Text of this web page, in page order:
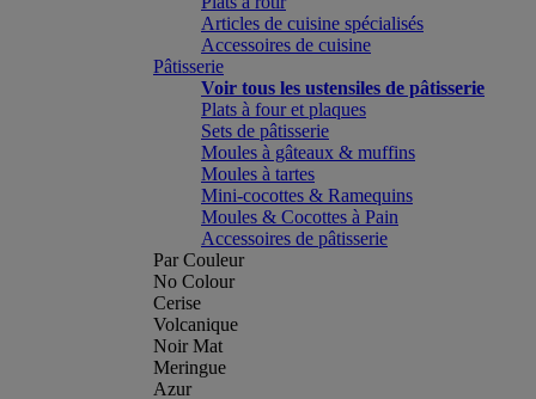
Articles de cuisine spécialisés
Accessoires de cuisine
Pâtisserie
Voir tous les ustensiles de pâtisserie
Plats à four et plaques
Sets de pâtisserie
Moules à gâteaux & muffins
Moules à tartes
Mini-cocottes & Ramequins
Moules & Cocottes à Pain
Accessoires de pâtisserie
Par Couleur
No Colour
Cerise
Volcanique
Noir Mat
Meringue
Azur